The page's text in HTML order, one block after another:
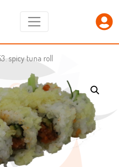
spicy tuna roll